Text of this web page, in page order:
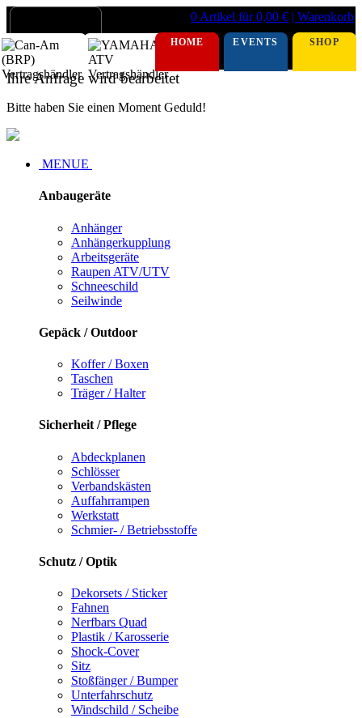
0 Artikel für 0,00 € | Warenkorb
HOME EVENTS SHOP
Ihre Anfrage wird bearbeitet
Bitte haben Sie einen Moment Geduld!
MENUE
Anbaugeräte
Anhänger
Anhängerkupplung
Arbeitsgeräte
Raupen ATV/UTV
Schneeschild
Seilwinde
Gepäck / Outdoor
Koffer / Boxen
Taschen
Träger / Halter
Sicherheit / Pflege
Abdeckplanen
Schlösser
Verbandskästen
Auffahrrampen
Werkstatt
Schmier- / Betriebsstoffe
Schutz / Optik
Dekorsets / Sticker
Fahnen
Nerfbars Quad
Plastik / Karosserie
Shock-Cover
Sitz
Stoßfänger / Bumper
Unterfahrschutz
Windschild / Scheibe